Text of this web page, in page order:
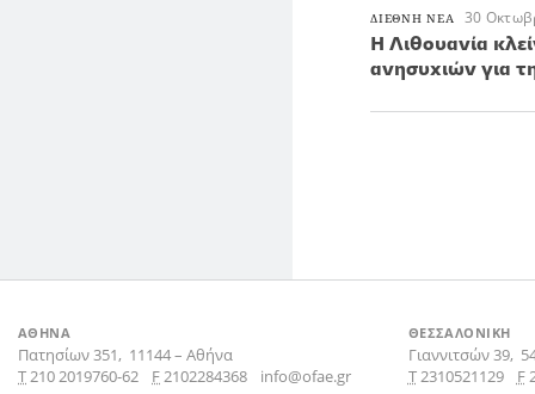
ΔΙΕΘΝΗ ΝΕΑ 30
Η Λιθουανία
ανησυχιών για
ΑΘΗΝΑ
Πατησίων 351, 11144– Αθήνα
Τ210 2019760-62 F2102284368 info@ofae.gr
ΘΕΣΣΑΛΟΝΙΚΗ
Γιαννιτσών 39,
Τ2310521129 F